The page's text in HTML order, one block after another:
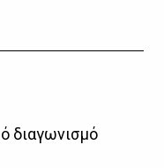
διαγωνισμό